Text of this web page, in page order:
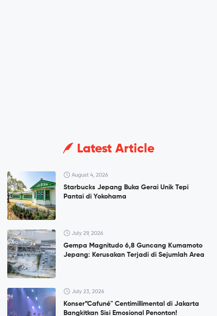
Latest Article
August 4, 2026
Starbucks Jepang Buka Gerai Unik Tepi
Pantai di Yokohama
July 29, 2026
Gempa Magnitudo 6,8 Guncang Kumamoto
Jepang: Kerusakan Terjadi di Sejumlah Area
July 23, 2026
Konser”Cafuné" Centimillimental di Jakarta
Bangkitkan Sisi Emosional Penonton!